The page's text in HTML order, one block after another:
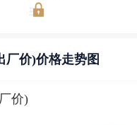
厂价)价格走势图
价)